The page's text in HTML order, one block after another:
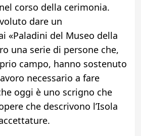
corso della cerimonia.
dare un
«Paladini del Museo della
una serie di persone che,
campo, hanno sostenuto
necessario a fare
oggi è uno scrigno che
che descrivono l’Isola